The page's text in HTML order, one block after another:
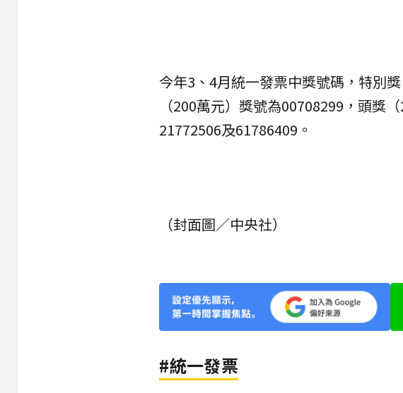
今年3、4月統一發票中獎號碼，特別
（200萬元）獎號為00708299，頭獎
21772506及61786409。
（封面圖／中央社）
#統一發票